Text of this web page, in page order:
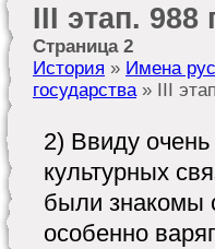
III этап. 988
Страница 2
История » Имена
государства» III
2) Ввиду очень
культурных
были знакомы
особенно